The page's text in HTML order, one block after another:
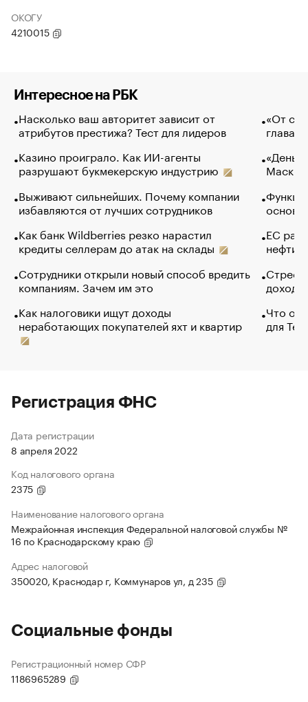
ОКОГУ
4210015
Интересное на РБК
Насколько ваш авторитет зависит от
атрибутов престижа? Тест для лидеров
Казино проиграло. Как ИИ-агенты
разрушают букмекерскую индустрию
Выживают сильнейших. Почему компании
избавляются от лучших сотрудников
Как банк Wildberries резко нарастил
кредиты селлерам до атак на склады
Сотрудники открыли новый способ вредить
компаниям. Зачем им это
Как налоговики ищут доходы
неработающих покупателей яхт и квартир
«От
глава
Маск в
основ
ЕС
нефти
Что
для
Регистрация ФНС
Дата регистрации
8 апреля 2022
Код налогового органа
2375
Наименование налогового органа
Межрайонная инспекция Федеральной налоговой службы №
16 по Краснодарскому краю
Адрес налоговой
350020, Краснодар г, Коммунаров ул, д 235
Социальные фонды
Регистрационный номер СФР
1186965289